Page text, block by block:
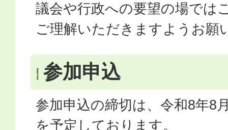
議会や行政への要望の場では
ご理解いただきますようお願
参加申込
参加申込の締切は、令和8年8
を予定しております。